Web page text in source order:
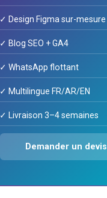
✓ Design Figma sur-mesure
✓ Blog SEO + GA4
✓ WhatsApp flottant
✓ Multilingue FR/AR/EN
✓ Livraison 3–4 semaines
Demander un devis